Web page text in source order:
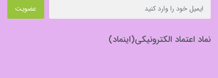
عضویت
نماد اعتماد الکترونیکی(اینماد)